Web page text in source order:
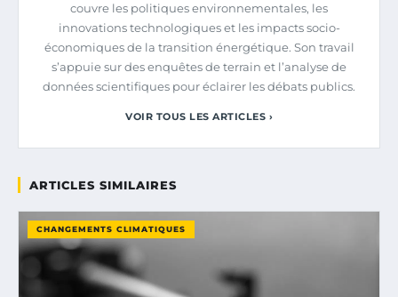
couvre les politiques environnementales, les
innovations technologiques et les impacts socio-
économiques de la transition énergétique. Son travail
s’appuie sur des enquêtes de terrain et l’analyse de
données scientifiques pour éclairer les débats publics.
VOIR TOUS LES ARTICLES ›
ARTICLES SIMILAIRES
CHANGEMENTS CLIMATIQUES